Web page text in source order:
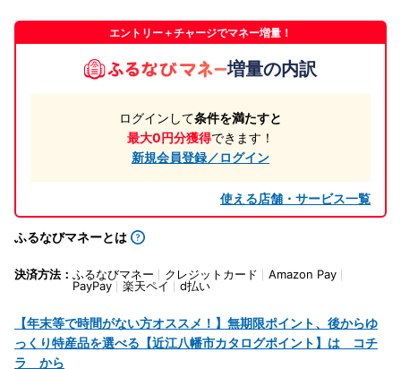
エントリー＋チャージでマネー増量！
増量の内訳
ログインして条件を満たすと
最大0円分獲得できます！
新規会員登録／ログイン
使える店舗・サービス一覧
ふるなびマネーとは
決済方法： ふるなびマネー クレジットカード
Amazon Pay
PayPay
楽天ペイ d払い
【年末等で時間がない方オススメ！】無期限ポイント、後からゆ
っくり特産品を選べる【近江八幡市カタログポイント】は コチ
ラ から